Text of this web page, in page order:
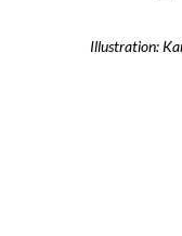
Illustration: